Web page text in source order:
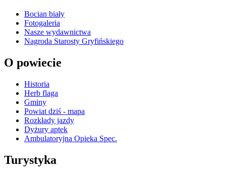
Bocian biały
Fotogaleria
Nasze wydawnictwa
Nagroda Starosty Gryfińskiego
O powiecie
Historia
Herb flaga
Gminy
Powiat dziś - mapa
Rozkłady jazdy
Dyżury aptek
Ambulatoryjna Opieka Spec.
Turystyka